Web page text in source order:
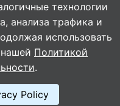
технологии
анализа трафика и
использовать
Политикой
.
Policy